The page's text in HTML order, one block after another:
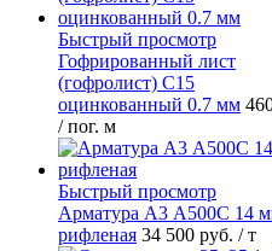
Быстрый просмотр
Гофрированный лист
(гофролист) С15
оцинкованный 0.7 мм
/ пог. м
Быстрый просмотр
Арматура А3 А500С 14
рифленая 34 500 руб. / т